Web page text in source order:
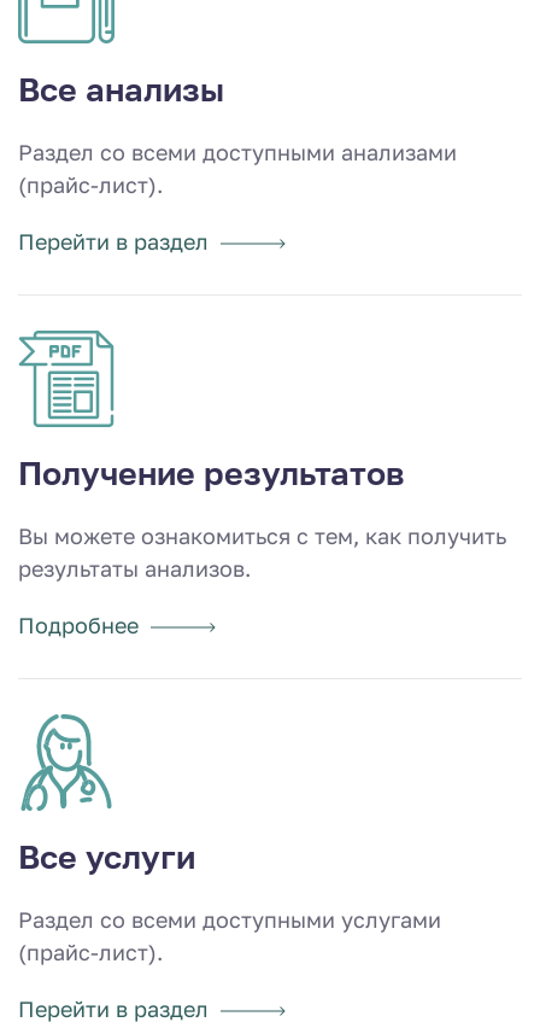
Все анализы
Раздел со всеми доступными анализами
(прайс-лист).
Перейти в раздел
Получение результатов
Вы можете ознакомиться с тем, как получить
результаты анализов.
Подробнее
Все услуги
Раздел со всеми доступными услугами
(прайс-лист).
Перейти в раздел